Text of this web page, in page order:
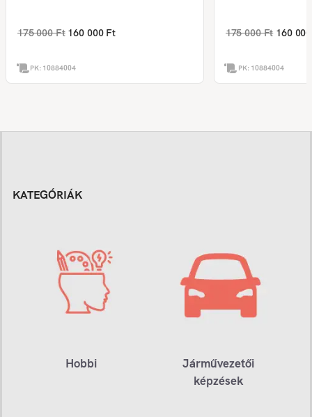
175 000 Ft 160 000 Ft
PK: 10884004
175 000 Ft 160
PK: 10884004
KATEGÓRIÁK
Hobbi
Járművezetői
képzések